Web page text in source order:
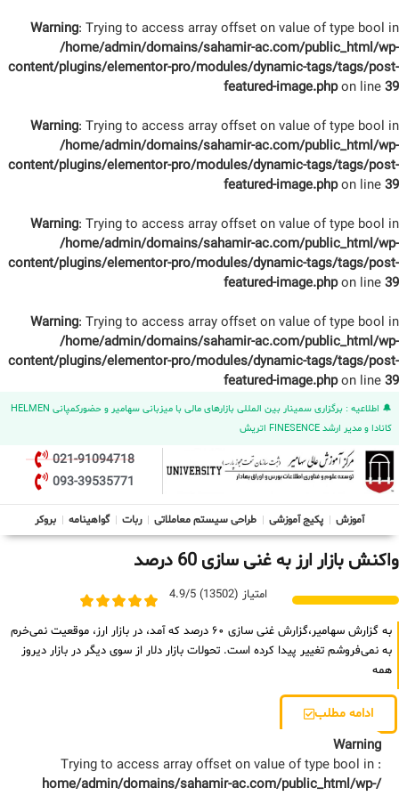
Warning: Trying to access array offset on value of type bool in
/home/admin/domains/sahamir-ac.com/public_html/wp-
content/plugins/elementor-pro/modules/dynamic-tags/tags/post-
featured-image.phpon line39
Warning: Trying to access array offset on value of type bool in
/home/admin/domains/sahamir-ac.com/public_html/wp-
content/plugins/elementor-pro/modules/dynamic-tags/tags/post-
featured-image.phpon line39
Warning: Trying to access array offset on value of type bool in
/home/admin/domains/sahamir-ac.com/public_html/wp-
content/plugins/elementor-pro/modules/dynamic-tags/tags/post-
featured-image.phpon line39
Warning: Trying to access array offset on value of type bool in
/home/admin/domains/sahamir-ac.com/public_html/wp-
content/plugins/elementor-pro/modules/dynamic-tags/tags/post-
featured-image.phpon line39
🔔 اطلاعیه : برگزاری سمینار بین المللی بازارهای مالی با میزبانی سهامیر و حضورکمپانی HELMEN
کانادا و مدیر ارشد FINESENCE اتریش
021-91094718
093-39535771
آموزش پکیج آموزشی طراحی سیستم معاملاتی ربات گواهینامه بروکر
واکنش بازار ارز به غنی سازی 60 درصد
امتیاز (13502) 4.9/5
به گزارش سهامیر،گزارش غنی‌ سازی ۶۰ درصد که آمد، در بازار ارز، موقعیت نمی‌خرم
به نمی‌فروشم تغییر پیدا کرده است. تحولات بازار دلار از سوی دیگر در بازار دیروز
همه
ادامه مطلب
Warning
: Trying to access array offset on value of type bool in
/home/admin/domains/sahamir-ac.com/public_html/wp-